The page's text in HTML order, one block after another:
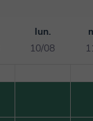
lun.
10/08